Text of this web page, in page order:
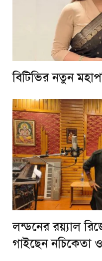
বিটিভির নতুন
লন্ডনের রয়্যাল
গাইছেন নচিকেতা